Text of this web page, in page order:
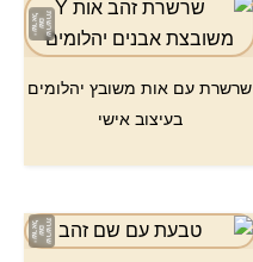
שרשרת עם אות משובץ יהלומים
בעיצוב אישי